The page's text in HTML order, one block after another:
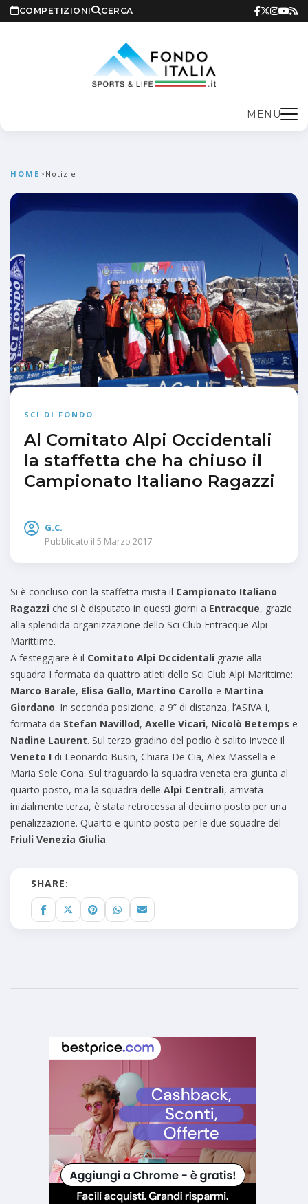
COMPETIZIONI CERCA
MENU
HOME > Notizie
SCI DI FONDO
Al Comitato Alpi Occidentali
la staffetta che ha chiuso il
Campionato Italiano Ragazzi
G.C.
Pubblicato il 5 Marzo 2017
Si è concluso con la staffetta mista il Campionato Italiano
Ragazzi che si è disputato in questi giorni a Entracque, grazie
alla splendida organizzazione dello Sci Club Entracque Alpi
Marittime.
A festeggiare è il Comitato Alpi Occidentali grazie alla
squadra I formata da quattro atleti dello Sci Club Alpi Marittime:
Marco Barale, Elisa Gallo, Martino Carollo e Martina
Giordano. In seconda posizione, a 9” di distanza, l’ASIVA I,
formata da Stefan Navillod, Axelle Vicari, Nicolò Betemps e
Nadine Laurent. Sul terzo gradino del podio è salito invece il
Veneto I di Leonardo Busin, Chiara De Cia, Alex Massella e
Maria Sole Cona. Sul traguardo la squadra veneta era giunta al
quarto posto, ma la squadra delle Alpi Centrali, arrivata
inizialmente terza, è stata retrocessa al decimo posto per una
penalizzazione. Quarto e quinto posto per le due squadre del
Friuli Venezia Giulia.
SHARE: